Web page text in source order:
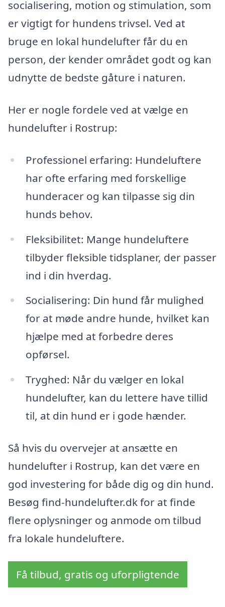
socialisering, motion og stimulation, som
er vigtigt for hundens trivsel. Ved at
bruge en lokal hundelufter får du en
person, der kender området godt og kan
udnytte de bedste gåture i naturen.
Her er nogle fordele ved at vælge en
hundelufter i Rostrup:
Professionel erfaring: Hundeluftere
har ofte erfaring med forskellige
hunderacer og kan tilpasse sig din
hunds behov.
Fleksibilitet: Mange hundeluftere
tilbyder fleksible tidsplaner, der passer
ind i din hverdag.
Socialisering: Din hund får mulighed
for at møde andre hunde, hvilket kan
hjælpe med at forbedre deres
opførsel.
Tryghed: Når du vælger en lokal
hundelufter, kan du lettere have tillid
til, at din hund er i gode hænder.
Så hvis du overvejer at ansætte en
hundelufter i Rostrup, kan det være en
god investering for både dig og din hund.
Besøg find-hundelufter.dk for at finde
flere oplysninger og anmode om tilbud
fra lokale hundeluftere.
Få tilbud, gratis og uforpligtende